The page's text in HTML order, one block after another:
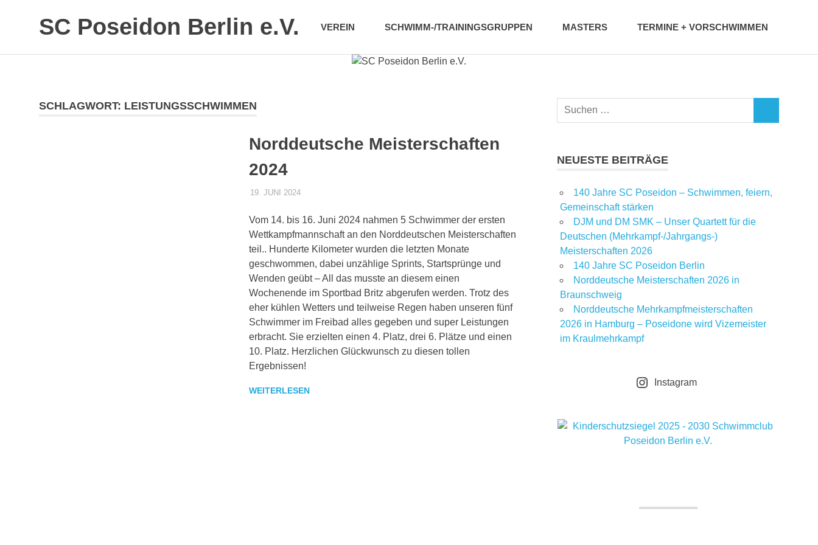
SC Poseidon Berlin e.V. VEREIN SCHWIMM-/TRAININGSGRUPPEN MASTERS TERMINE + VORSCHWIMMEN
SCHLAGWORT: LEISTUNGSSCHWIMMEN
Norddeutsche Meisterschaften
2024
19. JUNI 2024
Vom 14. bis 16. Juni 2024 nahmen 5 Schwimmer der ersten
Wettkampfmannschaft an den Norddeutschen Meisterschaften
teil.. Hunderte Kilometer wurden die letzten Monate
geschwommen, dabei unzählige Sprints, Startsprünge und
Wenden geübt – All das musste an diesem einen
Wochenende im Sportbad Britz abgerufen werden. Trotz des
eher kühlen Wetters und teilweise Regen haben unseren fünf
Schwimmer im Freibad alles gegeben und super Leistungen
erbracht. Sie erzielten einen 4. Platz, drei 6. Plätze und einen
10. Platz. Herzlichen Glückwunsch zu diesen tollen
Ergebnissen!
WEITERLESEN
NEUESTE BEITRÄGE
140 Jahre SC Poseidon – Schwimmen, feiern,
Gemeinschaft stärken
DJM und DM SMK – Unser Quartett für die
Deutschen (Mehrkampf-/Jahrgangs-)
Meisterschaften 2026
140 Jahre SC Poseidon Berlin
Norddeutsche Meisterschaften 2026 in
Braunschweig
Norddeutsche Mehrkampfmeisterschaften
2026 in Hamburg – Poseidone wird Vizemeister
im Kraulmehrkampf
Instagram